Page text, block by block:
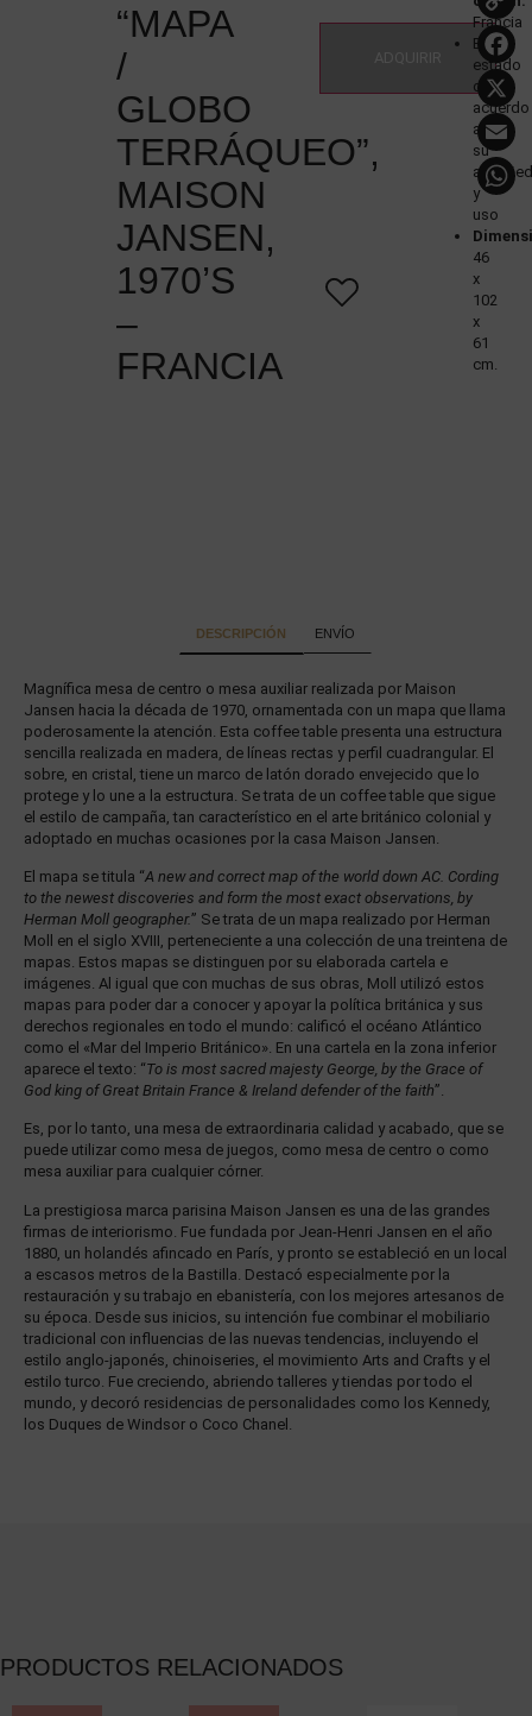
“MAPA
/
GLOBO
TERRÁQUEO”,
MAISON
JANSEN,
1970’S
–
FRANCIA
Francia
Buen
estado
de
acuerdo
a
su
y
uso
46
x
102
x
61
cm.
DESCRIPCIÓN ENVÍO
Magnífica mesa de centro o mesa auxiliar realizada por Maison
Jansen hacia la década de 1970, ornamentada con un mapa que llama
poderosamente la atención. Esta coffee table presenta una estructura
sencilla realizada en madera, de líneas rectas y perfil cuadrangular. El
sobre, en cristal, tiene un marco de latón dorado envejecido que lo
protege y lo une a la estructura. Se trata de un coffee table que sigue
el estilo de campaña, tan característico en el arte británico colonial y
adoptado en muchas ocasiones por la casa Maison Jansen.
El mapa se titula “A new and correct map of the world down AC. Cording
to the newest discoveries and form the most exact observations, by
Herman Moll geographer.” Se trata de un mapa realizado por Herman
Moll en el siglo XVIII, perteneciente a una colección de una treintena de
mapas. Estos mapas se distinguen por su elaborada cartela e
imágenes. Al igual que con muchas de sus obras, Moll utilizó estos
mapas para poder dar a conocer y apoyar la política británica y sus
derechos regionales en todo el mundo: calificó el océano Atlántico
como el «Mar del Imperio Británico». En una cartela en la zona inferior
aparece el texto: “To is most sacred majesty George, by the Grace of
God king of Great Britain France & Ireland defender of the faith”.
Es, por lo tanto, una mesa de extraordinaria calidad y acabado, que se
puede utilizar como mesa de juegos, como mesa de centro o como
mesa auxiliar para cualquier córner.
La prestigiosa marca parisina Maison Jansen es una de las grandes
firmas de interiorismo. Fue fundada por Jean-Henri Jansen en el año
1880, un holandés afincado en París, y pronto se estableció en un local
a escasos metros de la Bastilla. Destacó especialmente por la
restauración y su trabajo en ebanistería, con los mejores artesanos de
su época. Desde sus inicios, su intención fue combinar el mobiliario
tradicional con influencias de las nuevas tendencias, incluyendo el
estilo anglo-japonés, chinoiseries, el movimiento Arts and Crafts y el
estilo turco. Fue creciendo, abriendo talleres y tiendas por todo el
mundo, y decoró residencias de personalidades como los Kennedy,
los Duques de Windsor o Coco Chanel.
PRODUCTOS RELACIONADOS